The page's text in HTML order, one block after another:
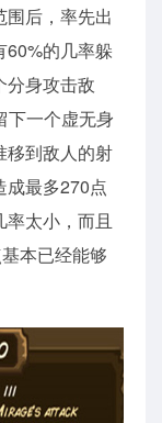
后，率先出
60%的几率躲
分身攻击敌
下一个虚无身
移到敌人的射
成最多270点
太小，而且
本已经能够